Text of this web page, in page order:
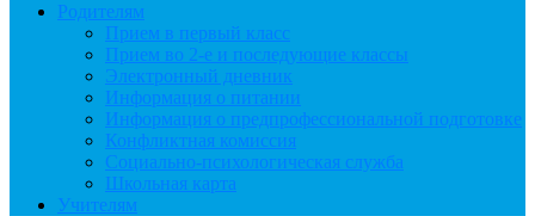
Родителям
Прием в первый класс
Прием во 2-е и последующие классы
Электронный дневник
Информация о питании
Информация о предпрофессиональной подготовке
Конфликтная комиссия
Социально-психологическая служба
Школьная карта
Учителям